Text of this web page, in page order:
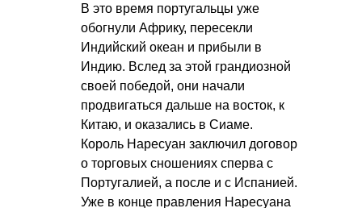
В это время португальцы уже
обогнули Африку, пересекли
Индийский океан и прибыли в
Индию. Вслед за этой грандиозной
своей победой, они начали
продвигаться дальше на восток, к
Китаю, и оказались в Сиаме.
Король Наресуан заключил договор
о торговых сношениях сперва с
Португалией, а после и с Испанией.
Уже в конце правления Наресуана